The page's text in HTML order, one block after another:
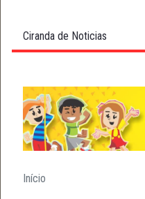
Ciranda de Noticias
Início